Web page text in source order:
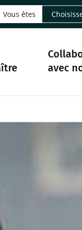
- CIRAD
Facebook - CIRAD
sur Instagram -
sur Youtube -
suivre sur Bluesky
Nourrir le vivant, le
Nous contacter
la page Flux RSS -
Vous êtes
avec